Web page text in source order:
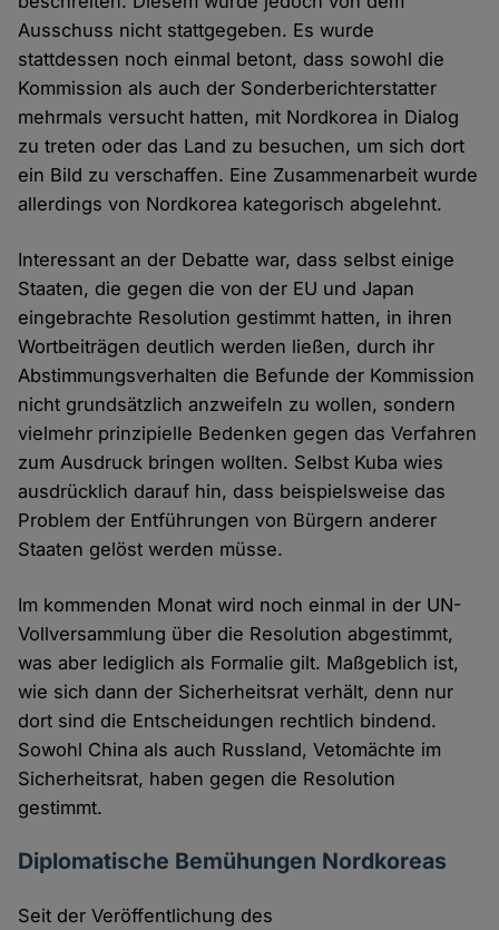
Ausschuss nicht stattgegeben. Es wurde
stattdessen noch einmal betont, dass sowohl die
Kommission als auch der Sonderberichterstatter
mehrmals versucht hatten, mit Nordkorea in Dialog
zu treten oder das Land zu besuchen, um sich dort
ein Bild zu verschaffen. Eine Zusammenarbeit wurde
allerdings von Nordkorea kategorisch abgelehnt.
Interessant an der Debatte war, dass selbst einige
Staaten, die gegen die von der EU und Japan
eingebrachte Resolution gestimmt hatten, in ihren
Wortbeiträgen deutlich werden ließen, durch ihr
Abstimmungsverhalten die Befunde der Kommission
nicht grundsätzlich anzweifeln zu wollen, sondern
vielmehr prinzipielle Bedenken gegen das Verfahren
zum Ausdruck bringen wollten. Selbst Kuba wies
ausdrücklich darauf hin, dass beispielsweise das
Problem der Entführungen von Bürgern anderer
Staaten gelöst werden müsse.
Im kommenden Monat wird noch einmal in der UN-
Vollversammlung über die Resolution abgestimmt,
was aber lediglich als Formalie gilt. Maßgeblich ist,
wie sich dann der Sicherheitsrat verhält, denn nur
dort sind die Entscheidungen rechtlich bindend.
Sowohl China als auch Russland, Vetomächte im
Sicherheitsrat, haben gegen die Resolution
gestimmt.
Diplomatische Bemühungen Nordkoreas
Seit der Veröffentlichung des